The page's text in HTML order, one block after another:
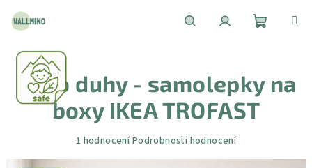
obsah
košík
Boho duhy - samolepky na
boxy IKEA TROFAST
Průměrné
1 hodnoceníPodrobnosti hodnocení